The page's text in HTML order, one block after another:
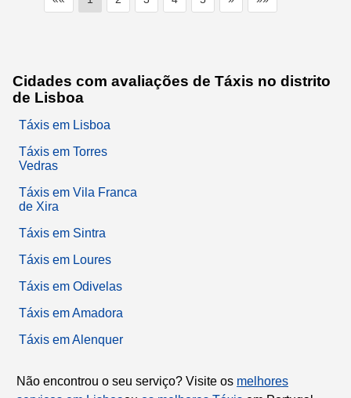
Cidades com avaliações de Táxis no distrito
de Lisboa
Táxis em Lisboa
Táxis em Torres
Vedras
Táxis em Vila Franca
de Xira
Táxis em Sintra
Táxis em Loures
Táxis em Odivelas
Táxis em Amadora
Táxis em Alenquer
Não encontrou o seu serviço? Visite os melhores